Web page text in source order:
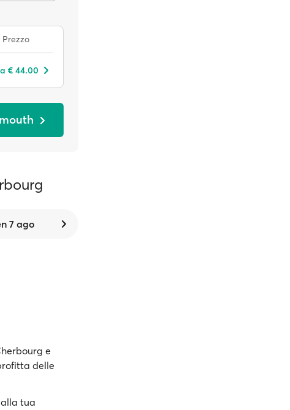
Prezzo
€ 44.00
7 ago
e
delle
alla tua